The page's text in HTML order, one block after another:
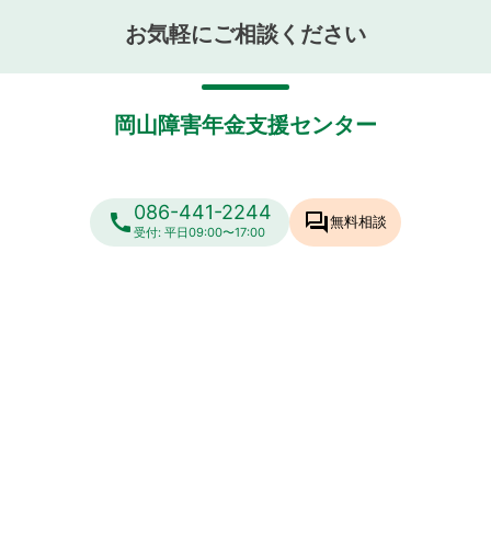
お気軽にご相談ください
岡山障害年金支援センター
call086-441-2244
受付: 平日09:00〜17:00 forum無料相談